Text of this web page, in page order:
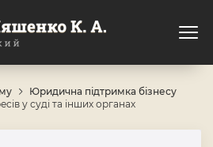
Юридична підтримка бізнесу
у суді та інших органах